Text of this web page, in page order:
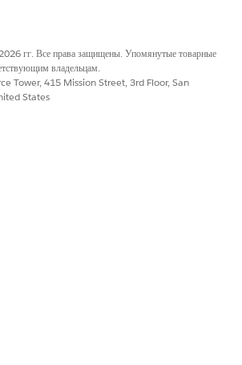
РЕШИЛА ВАШУ ПРОБЛЕМУ?
отзыв, чтобы мы могли стать лучше!
Да Нет
гг. Все права защищены. Упомянутые товарные
владельцам.
Tower, 415 Mission Street, 3rd Floor, San
States